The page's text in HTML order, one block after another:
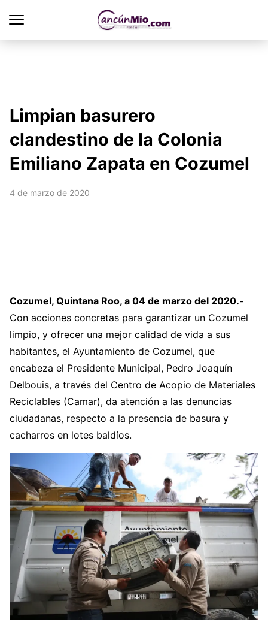
Limpian basurero
clandestino de la Colonia
Emiliano Zapata en Cozumel
4 de marzo de 2020
Cozumel, Quintana Roo, a 04 de marzo del 2020.-
Con acciones concretas para garantizar un Cozumel
limpio, y ofrecer una mejor calidad de vida a sus
habitantes, el Ayuntamiento de Cozumel, que
encabeza el Presidente Municipal, Pedro Joaquín
Delbouis, a través del Centro de Acopio de Materiales
Reciclables (Camar), da atención a las denuncias
ciudadanas, respecto a la presencia de basura y
cacharros en lotes baldíos.